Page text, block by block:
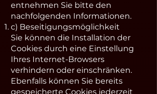
entnehmen Sie bitte den
nachfolgenden Informationen.
c) Beseitigungsmöglichkeit
Sie können die Installation der
Cookies durch eine Einstellung
Ihres Internet-Browsers
verhindern oder einschränken.
Ebenfalls können Sie bereits
gespeicherte Cookies jederzeit